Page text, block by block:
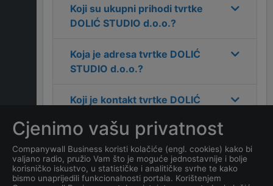
Koji su ukupni prihodi tvrtke
DOLIĆ STUDIO d.o.o.?
Koja je adresa tvrtke DOLIĆ
STUDIO d.o.o.?
Koji je kontakt tvrtke DOLIĆ
Koliko ima zaposlenih
kompanijaDOLIĆ STUDIO
d.o.o.?
Cjenimo vašu privatnost
Companywall Business koristi kolačiće (engl. cookies) kako bi
valjano radio, pružio Vam što je moguće jednostavnije i bolje
korisničko iskustvo, u statističke i analitičke svrhe te kako
bismo unaprijedili funkcionalnosti portala. Korištenjem